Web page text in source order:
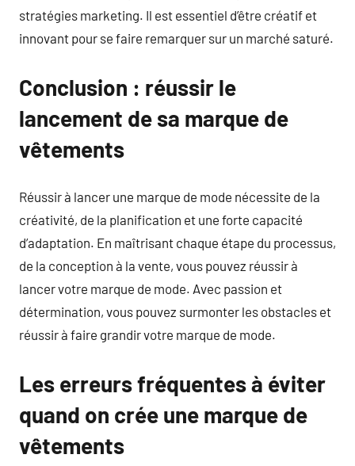
stratégies marketing. Il est essentiel d’être créatif et
innovant pour se faire remarquer sur un marché saturé.
Conclusion : réussir le
lancement de sa marque de
vêtements
Réussir à lancer une marque de mode nécessite de la
créativité, de la planification et une forte capacité
d’adaptation. En maîtrisant chaque étape du processus,
de la conception à la vente, vous pouvez réussir à
lancer votre marque de mode. Avec passion et
détermination, vous pouvez surmonter les obstacles et
réussir à faire grandir votre marque de mode.
Les erreurs fréquentes à éviter
quand on crée une marque de
vêtements